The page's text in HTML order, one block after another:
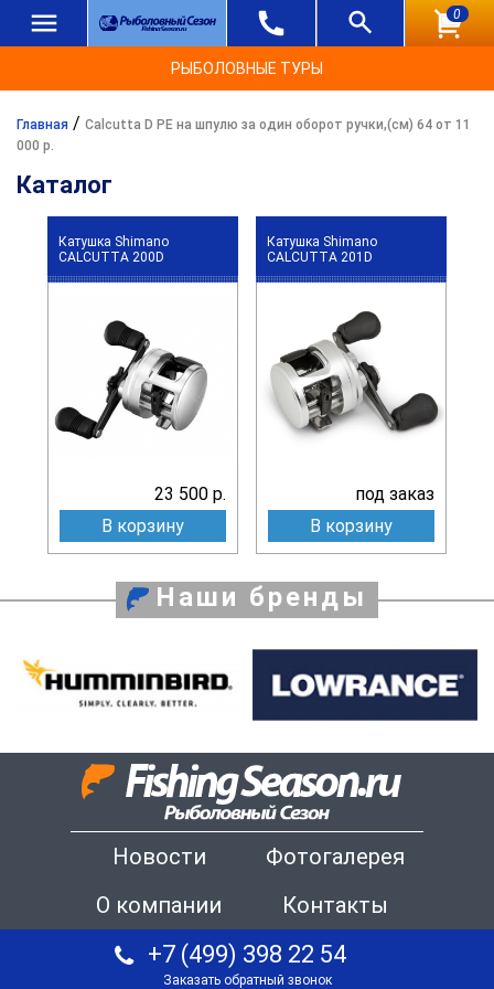
0
РЫБОЛОВНЫЕ ТУРЫ
Главная / Calcutta D PE на шпулю за один оборот ручки,(см) 64 от 11
000 р.
Каталог
Катушка Shimano
CALCUTTA 200D
23 500 р.
В корзину
Катушка Shimano
CALCUTTA 201D
под заказ
В корзину
Наши бренды
Новости
Фотогалерея
О компании
Контакты
+7 (499) 398 22 54
Заказать обратный звонок